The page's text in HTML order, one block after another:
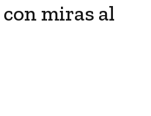
miras al